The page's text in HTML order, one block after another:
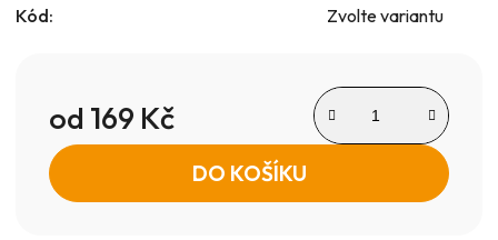
Kód: Zvolte variantu
od 169 Kč
Měrná cena:
DO KOŠÍKU